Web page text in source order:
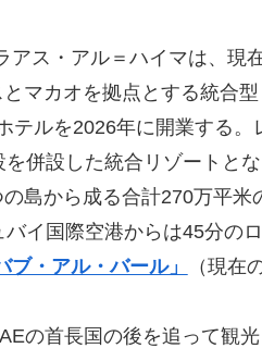
ス・アル＝ハイマは、現
マカオを拠点とする統合型
テルを2026年に開業する
併設した統合リゾートとな
島から成る合計270万平米
イ国際空港からは45分の
ブ・アル・バール」
（現在
の首長国の後を追って観光